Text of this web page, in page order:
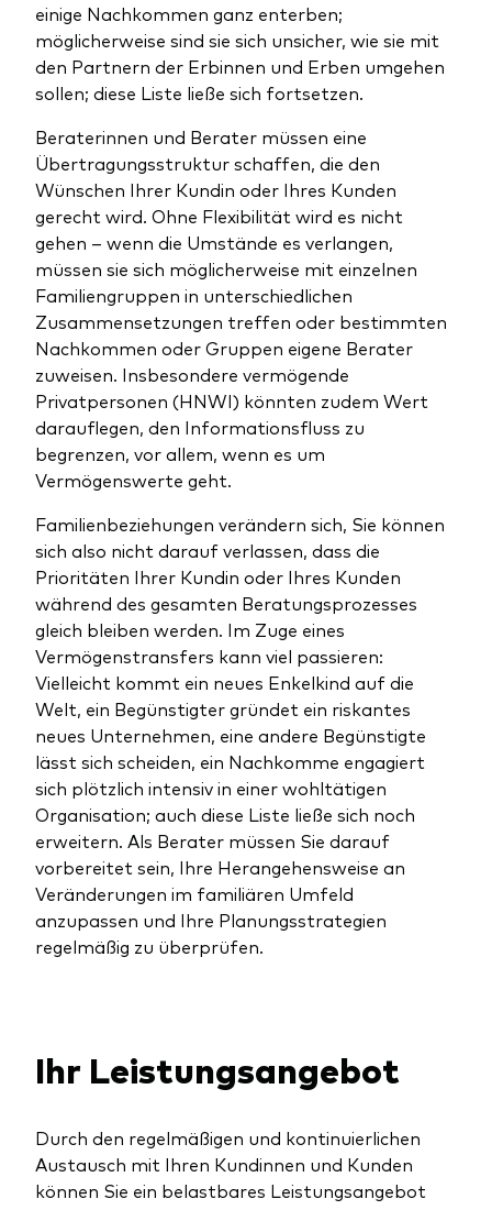
einige Nachkommen ganz enterben;
möglicherweise sind sie sich unsicher, wie sie mit
den Partnern der Erbinnen und Erben umgehen
sollen; diese Liste ließe sich fortsetzen.
Beraterinnen und Berater müssen eine
Übertragungsstruktur schaffen, die den
Wünschen Ihrer Kundin oder Ihres Kunden
gerecht wird. Ohne Flexibilität wird es nicht
gehen – wenn die Umstände es verlangen,
müssen sie sich möglicherweise mit einzelnen
Familiengruppen in unterschiedlichen
Zusammensetzungen treffen oder bestimmten
Nachkommen oder Gruppen eigene Berater
zuweisen. Insbesondere vermögende
Privatpersonen (HNWI) könnten zudem Wert
darauflegen, den Informationsfluss zu
begrenzen, vor allem, wenn es um
Vermögenswerte geht.
Familienbeziehungen verändern sich, Sie können
sich also nicht darauf verlassen, dass die
Prioritäten Ihrer Kundin oder Ihres Kunden
während des gesamten Beratungsprozesses
gleich bleiben werden. Im Zuge eines
Vermögenstransfers kann viel passieren:
Vielleicht kommt ein neues Enkelkind auf die
Welt, ein Begünstigter gründet ein riskantes
neues Unternehmen, eine andere Begünstigte
lässt sich scheiden, ein Nachkomme engagiert
sich plötzlich intensiv in einer wohltätigen
Organisation; auch diese Liste ließe sich noch
erweitern. Als Berater müssen Sie darauf
vorbereitet sein, Ihre Herangehensweise an
Veränderungen im familiären Umfeld
anzupassen und Ihre Planungsstrategien
regelmäßig zu überprüfen.
Ihr Leistungsangebot
Durch den regelmäßigen und kontinuierlichen
Austausch mit Ihren Kundinnen und Kunden
können Sie ein belastbares Leistungsangebot